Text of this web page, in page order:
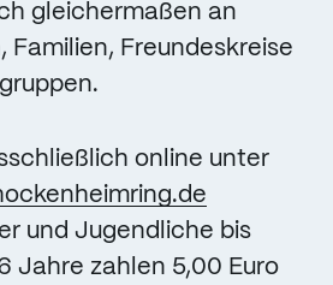
gleichermaßen an
Familien, Freundeskreise
online unter
und Jugendliche bis
Jahre zahlen 5,00 Euro